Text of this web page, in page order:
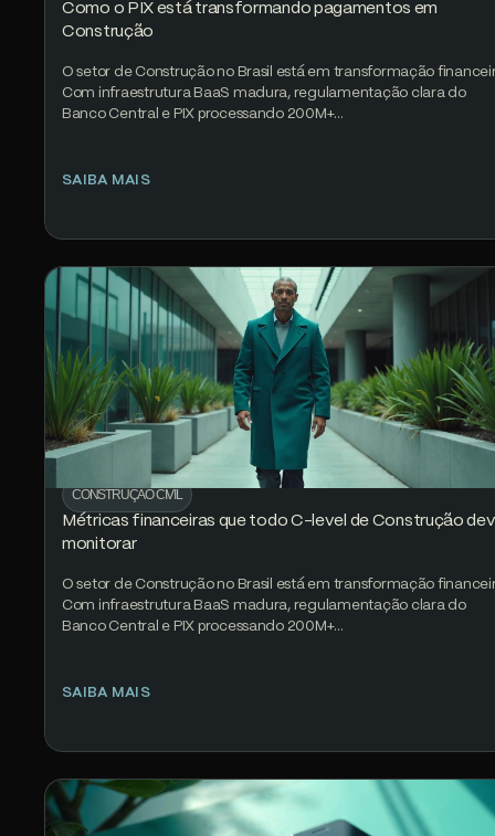
Como o PIX está transformando pagamentos em
Construção
O setor de Construção no Brasil está em transformação
Com infraestrutura BaaS madura, regulamentação clara do
Banco Central e PIX processando 200M+…
SAIBA MAIS
CONSTRUÇÃO CIVIL
Métricas financeiras que todo C-level de Construção
monitorar
O setor de Construção no Brasil está em transformação
Com infraestrutura BaaS madura, regulamentação clara do
Banco Central e PIX processando 200M+…
SAIBA MAIS